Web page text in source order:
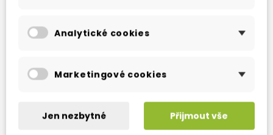
Analytické cookies
Marketingové cookies
Jen nezbytné Přijmout vše